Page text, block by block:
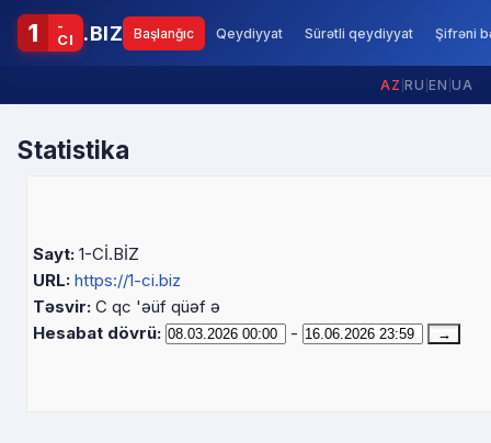
1
-
CI
.BIZ Başlanğıc Qeydiyyat Sürətli qeydiyyat Şifrəni
AZ RU EN UA
Statistika
Sayt: 1-Cİ.BİZ
URL: https://1-ci.biz
Təsvir: C qc 'əüf qüəf ə
Hesabat dövrü:
-